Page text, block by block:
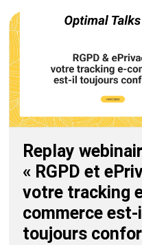
Replay
« RGPD et
votre tracking
commerce est-il
toujours